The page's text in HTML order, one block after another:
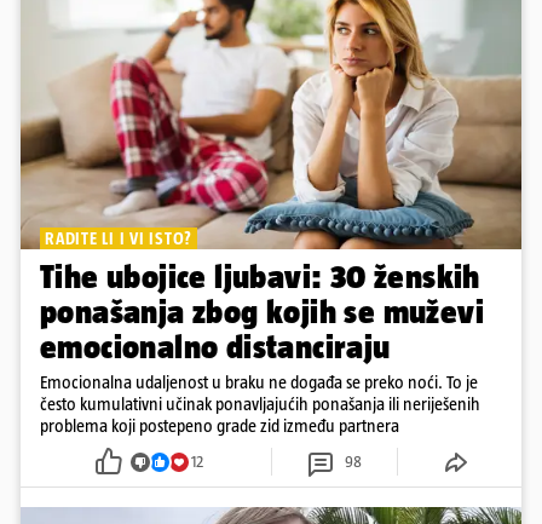
RADITE LI I VI ISTO?
Tihe ubojice ljubavi: 30 ženskih
ponašanja zbog kojih se muževi
emocionalno distanciraju
Emocionalna udaljenost u braku ne događa se preko noći. To je
često kumulativni učinak ponavljajućih ponašanja ili neriješenih
problema koji postepeno grade zid između partnera
12 98